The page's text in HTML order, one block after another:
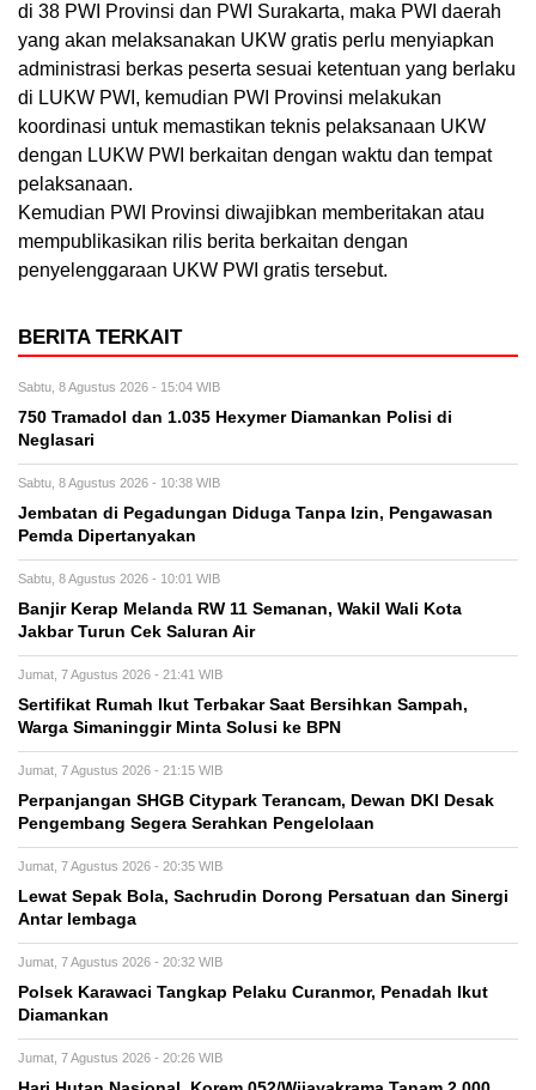
di 38 PWI Provinsi dan PWI Surakarta, maka PWI daerah
yang akan melaksanakan UKW gratis perlu menyiapkan
administrasi berkas peserta sesuai ketentuan yang berlaku
di LUKW PWI, kemudian PWI Provinsi melakukan
koordinasi untuk memastikan teknis pelaksanaan UKW
dengan LUKW PWI berkaitan dengan waktu dan tempat
pelaksanaan.
Kemudian PWI Provinsi diwajibkan memberitakan atau
mempublikasikan rilis berita berkaitan dengan
penyelenggaraan UKW PWI gratis tersebut.
BERITA TERKAIT
Sabtu, 8 Agustus 2026 - 15:04 WIB
750 Tramadol dan 1.035 Hexymer Diamankan Polisi di
Neglasari
Sabtu, 8 Agustus 2026 - 10:38 WIB
Jembatan di Pegadungan Diduga Tanpa Izin, Pengawasan
Pemda Dipertanyakan
Sabtu, 8 Agustus 2026 - 10:01 WIB
Banjir Kerap Melanda RW 11 Semanan, Wakil Wali Kota
Jakbar Turun Cek Saluran Air
Jumat, 7 Agustus 2026 - 21:41 WIB
Sertifikat Rumah Ikut Terbakar Saat Bersihkan Sampah,
Warga Simaninggir Minta Solusi ke BPN
Jumat, 7 Agustus 2026 - 21:15 WIB
Perpanjangan SHGB Citypark Terancam, Dewan DKI Desak
Pengembang Segera Serahkan Pengelolaan
Jumat, 7 Agustus 2026 - 20:35 WIB
Lewat Sepak Bola, Sachrudin Dorong Persatuan dan Sinergi
Antar lembaga
Jumat, 7 Agustus 2026 - 20:32 WIB
Polsek Karawaci Tangkap Pelaku Curanmor, Penadah Ikut
Diamankan
Jumat, 7 Agustus 2026 - 20:26 WIB